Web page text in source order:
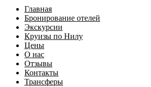
Главная
Бронирование отелей
Экскурсии
Круизы по Нилу
Цены
О нас
Отзывы
Контакты
Трансферы